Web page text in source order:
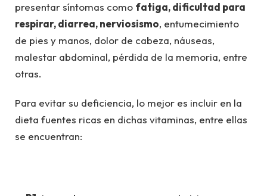
presentar síntomas como fatiga, dificultad para
respirar, diarrea, nerviosismo, entumecimiento
de pies y manos, dolor de cabeza, náuseas,
malestar abdominal, pérdida de la memoria, entre
otras.
Para evitar su deficiencia, lo mejor es incluir en la
dieta fuentes ricas en dichas vitaminas, entre ellas
se encuentran: